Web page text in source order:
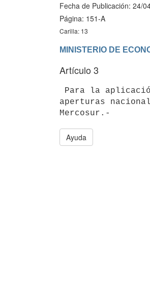
Fecha de Publicación: 24/
Página: 151-A
Carilla: 13
MINISTERIO DE
Artículo 3
aperturas
Ayuda